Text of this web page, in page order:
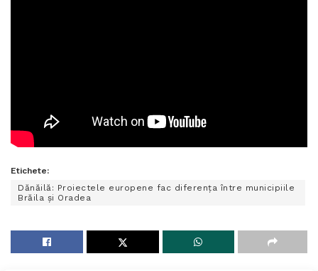
Etichete:
Dănăilă: Proiectele europene fac diferența între municipiile
Brăila și Oradea